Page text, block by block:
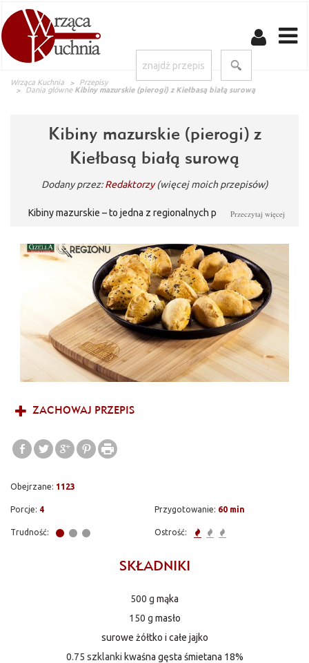
Wrząca Kuchnia
Przepisy
Dania główne Kibiny mazurskie (pierogi) z Kiełbasą białą surową
Kibiny mazurskie (pierogi) z
Kiełbasą białą surową
Dodany przez:Redaktorzy (więcej moich przepisów)
Kibiny mazurskie – to jedna z regionalnych potraw na której
Dzięki tej mieszance kultur możemy teraz rozkoszować się
smakiem pierożków nadziewanych farszem z białej kiełbasy. Na
stole prezentują się efektownie i przełamują rutynę w naszym
menu, a co najważniejsze podtrzymują tradycyjną kuchnię z
regionu.
Przeczytaj więcej
ZACHOWAJ PRZEPIS
Obejrzane: 1123
Porcje: 4 Przygotowanie: 60 min
Trudność: Ostrość:
SKŁADNIKI
500 g mąka
150 g masło
surowe żółtko i całe jajko
0.75 szklanki kwaśna gęsta śmietana 18%